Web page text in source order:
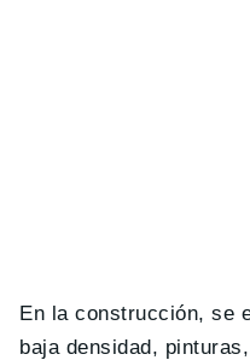
En la construcción, se
baja densidad,